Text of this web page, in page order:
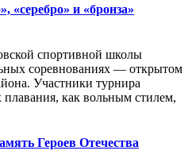
«серебро» и «бронза»
спортивной школы
соревнованиях — открытом
Участники турнира
плавания, как вольным стилем,
Героев Отечества